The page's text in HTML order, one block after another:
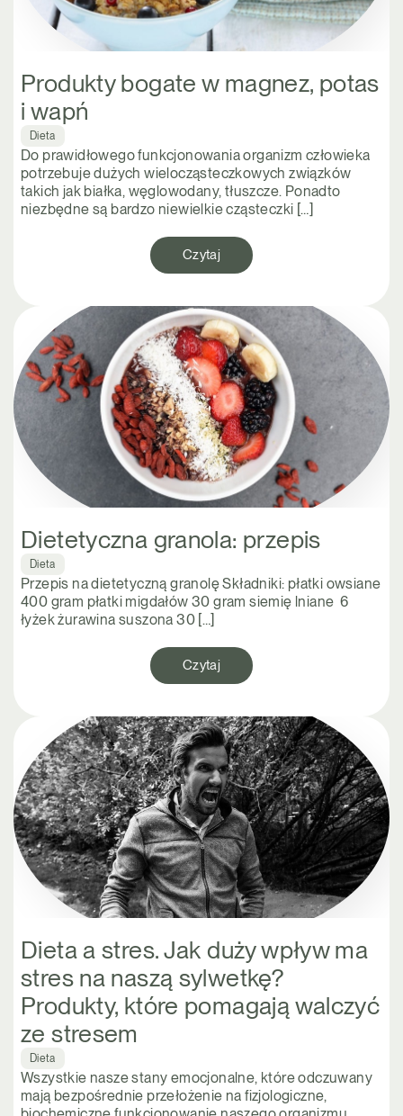
Produkty bogate w magnez, potas
i wapń
Dieta
Do prawidłowego funkcjonowania organizm człowieka
potrzebuje dużych wielocząsteczkowych związków
takich jak białka, węglowodany, tłuszcze. Ponadto
niezbędne są bardzo niewielkie cząsteczki […]
Czytaj
Dietetyczna granola: przepis
Dieta
Przepis na dietetyczną granolę Składniki: płatki owsiane
400 gram płatki migdałów 30 gram siemię lniane 6
łyżek żurawina suszona 30 […]
Czytaj
Dieta a stres. Jak duży wpływ ma
stres na naszą sylwetkę?
Produkty, które pomagają walczyć
ze stresem
Dieta
Wszystkie nasze stany emocjonalne, które odczuwany
mają bezpośrednie przełożenie na fizjologiczne,